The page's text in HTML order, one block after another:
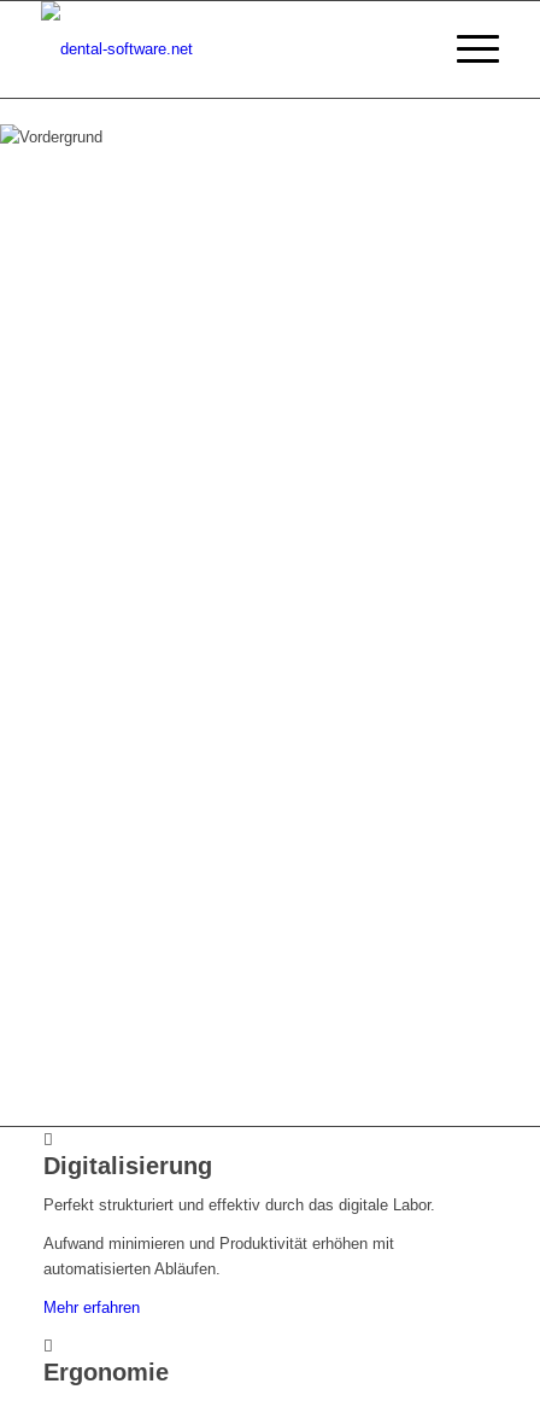
Digitalisierung
Perfekt strukturiert und effektiv durch das digitale Labor.
Aufwand minimieren und Produktivität erhöhen mit
automatisierten Abläufen.
Mehr erfahren
Ergonomie